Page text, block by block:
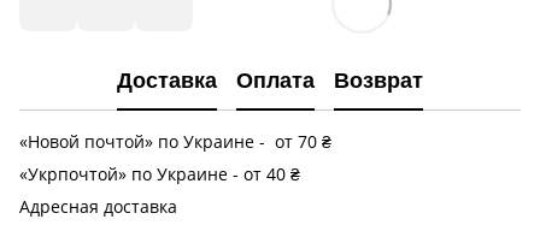
Доставка Оплата Возврат
«Новой почтой» по Украине - от 70 ₴
«Укрпочтой» по Украине - от 40 ₴
Адресная доставка